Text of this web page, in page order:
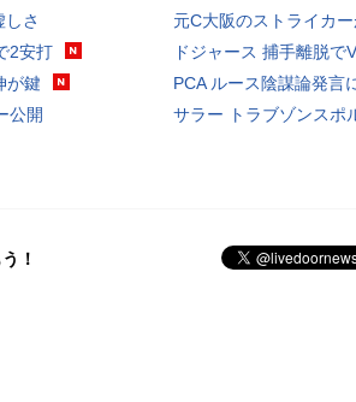
さ
2安打
が鍵
公開
元C大阪のストライカ
ドジャース 捕手離脱で
PCA ルース陰謀論発言
サラー トラブゾンスポ
！